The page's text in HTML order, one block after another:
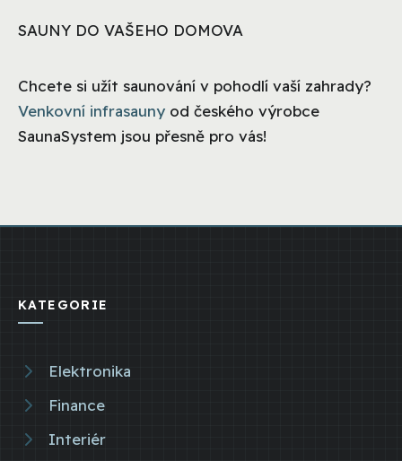
SAUNY DO VAŠEHO DOMOVA
Chcete si užít saunování v pohodlí vaší zahrady?
Venkovní infrasauny od českého výrobce
SaunaSystem jsou přesně pro vás!
KATEGORIE
Elektronika
Finance
Interiér